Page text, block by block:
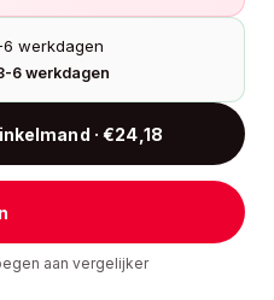
werkdagen
6 werkdagen
· €24,18
aan vergelijker